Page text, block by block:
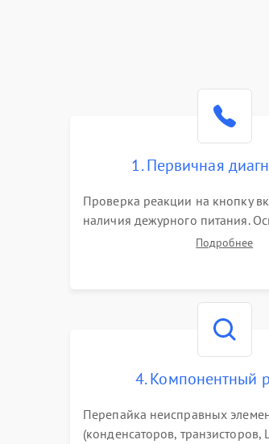
1. Первичная
Проверка реакции на кнопку
наличия дежурного питания.
механические повреждения.
Подробнее
4. Компонентный
Перепайка неисправных
(конденсаторов,